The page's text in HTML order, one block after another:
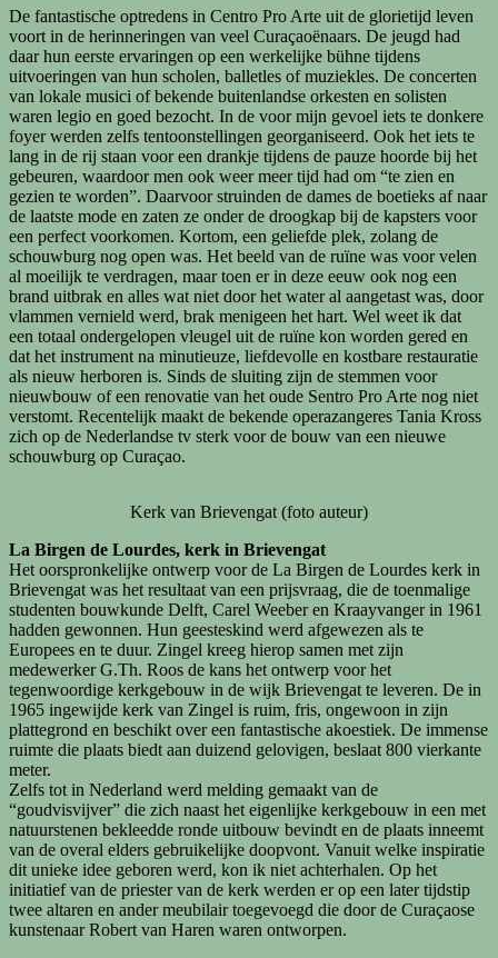
De fantastische optredens in Centro Pro Arte uit de glorietijd leven
voort in de herinneringen van veel Curaçaoënaars. De jeugd had
daar hun eerste ervaringen op een werkelijke bühne tijdens
uitvoeringen van hun scholen, balletles of muziekles. De concerten
van lokale musici of bekende buitenlandse orkesten en solisten
waren legio en goed bezocht. In de voor mijn gevoel iets te donkere
foyer werden zelfs tentoonstellingen georganiseerd. Ook het iets te
lang in de rij staan voor een drankje tijdens de pauze hoorde bij het
gebeuren, waardoor men ook weer meer tijd had om “te zien en
gezien te worden”. Daarvoor struinden de dames de boetieks af naar
de laatste mode en zaten ze onder de droogkap bij de kapsters voor
een perfect voorkomen. Kortom, een geliefde plek, zolang de
schouwburg nog open was. Het beeld van de ruïne was voor velen
al moeilijk te verdragen, maar toen er in deze eeuw ook nog een
brand uitbrak en alles wat niet door het water al aangetast was, door
vlammen vernield werd, brak menigeen het hart. Wel weet ik dat
een totaal ondergelopen vleugel uit de ruïne kon worden gered en
dat het instrument na minutieuze, liefdevolle en kostbare restauratie
als nieuw herboren is. Sinds de sluiting zijn de stemmen voor
nieuwbouw of een renovatie van het oude Sentro Pro Arte nog niet
verstomt. Recentelijk maakt de bekende operazangeres Tania Kross
zich op de Nederlandse tv sterk voor de bouw van een nieuwe
schouwburg op Curaçao.
Kerk van Brievengat (foto auteur)
La Birgen de Lourdes, kerk in Brievengat
Het oorspronkelijke ontwerp voor de La Birgen de Lourdes kerk in
Brievengat was het resultaat van een prijsvraag, die de toenmalige
studenten bouwkunde Delft, Carel Weeber en Kraayvanger in 1961
hadden gewonnen. Hun geesteskind werd afgewezen als te
Europees en te duur. Zingel kreeg hierop samen met zijn
medewerker G.Th. Roos de kans het ontwerp voor het
tegenwoordige kerkgebouw in de wijk Brievengat te leveren. De in
1965 ingewijde kerk van Zingel is ruim, fris, ongewoon in zijn
plattegrond en beschikt over een fantastische akoestiek. De immense
ruimte die plaats biedt aan duizend gelovigen, beslaat 800 vierkante
meter.
Zelfs tot in Nederland werd melding gemaakt van de
“goudvisvijver” die zich naast het eigenlijke kerkgebouw in een met
natuurstenen bekleedde ronde uitbouw bevindt en de plaats inneemt
van de overal elders gebruikelijke doopvont. Vanuit welke inspiratie
dit unieke idee geboren werd, kon ik niet achterhalen. Op het
initiatief van de priester van de kerk werden er op een later tijdstip
twee altaren en ander meubilair toegevoegd die door de Curaçaose
kunstenaar Robert van Haren waren ontworpen.